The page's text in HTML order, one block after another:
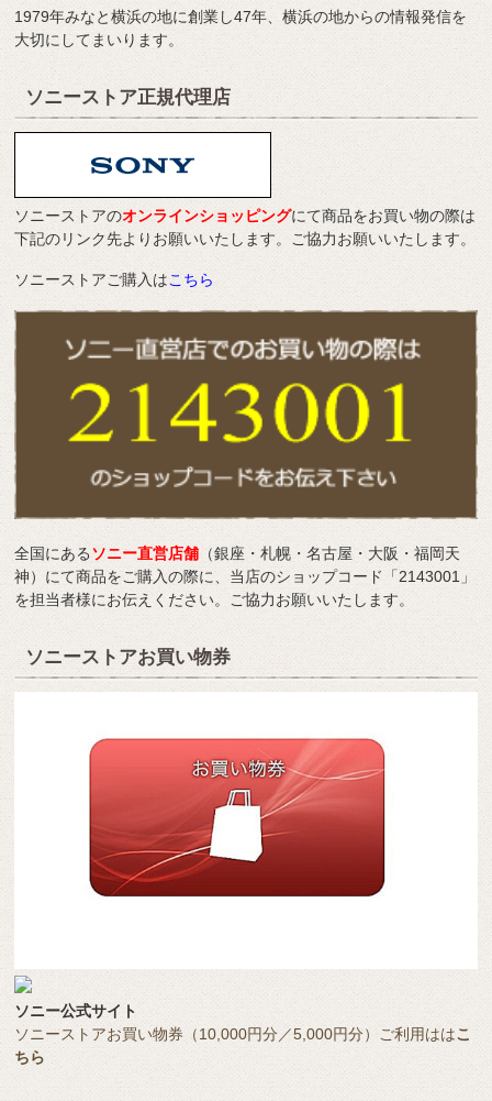
1979年みなと横浜の地に創業し47年、横浜の地からの情報発信を
大切にしてまいります。
ソニーストア正規代理店
ソニーストアのオンラインショッピングにて商品をお買い物の際は
下記のリンク先よりお願いいたします。ご協力お願いいたします。
ソニーストアご購入はこちら
全国にあるソニー直営店舗 （銀座・札幌・名古屋・大阪・福岡天
神）にて商品をご購入の際に、当店のショップコード「2143001」
を担当者様にお伝えください。ご協力お願いいたします。
ソニーストアお買い物券
ソニー公式サイト
ソニーストアお買い物券（10,000円分／5,000円分）ご利用ははこ
ちら